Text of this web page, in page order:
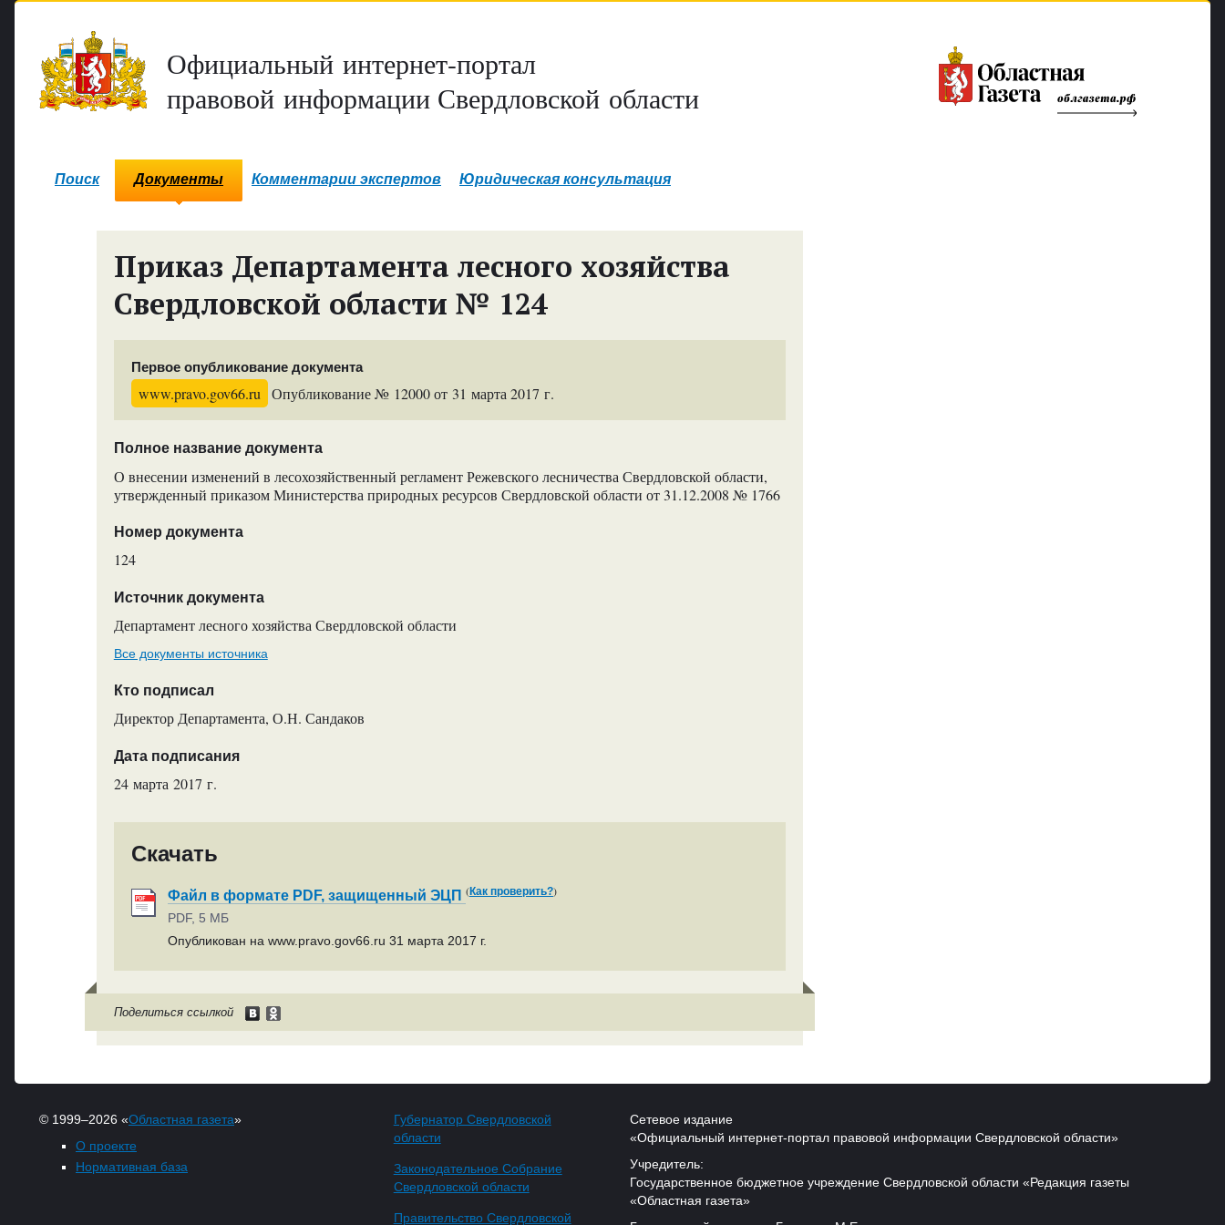
Официальный интернет-портал
правовой информации Свердловской области
Поиск Документы Комментарии экспертов Юридическая консультация
Приказ Департамента лесного хозяйства
Свердловской области № 124
Первое опубликование документа
www.pravo.gov66.ru Опубликование № 12000 от 31 марта 2017 г.
Полное название документа
О внесении изменений в лесохозяйственный регламент Режевского лесничества Свердловской области,
утвержденный приказом Министерства природных ресурсов Свердловской области от 31.12.2008 № 1766
Номер документа
124
Источник документа
Департамент лесного хозяйства Свердловской области
Все документы источника
Кто подписал
Директор Департамента, О.Н. Сандаков
Дата подписания
24 марта 2017 г.
Скачать
Файл в формате PDF, защищенный ЭЦП (Как проверить?)
PDF, 5 МБ
Опубликован на www.pravo.gov66.ru 31 марта 2017 г.
Поделиться ссылкой
© 1999–2026 «Областная газета»
О проекте
Нормативная база
Губернатор Свердловской
области
Законодательное Собрание
Свердловской области
Правительство Свердловской
Сетевое издание
«Официальный интернет-портал правовой информации Свердловской области»
Учредитель:
Государственное бюджетное учреждение Свердловской области «Редакция газеты
«Областная газета»